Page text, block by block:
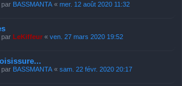
par BASSMANTA « mer. 12 août 2020 11:32
par LeKiffeur « ven. 27 mars 2020 19:52
par BASSMANTA « sam. 22 févr. 2020 20:17